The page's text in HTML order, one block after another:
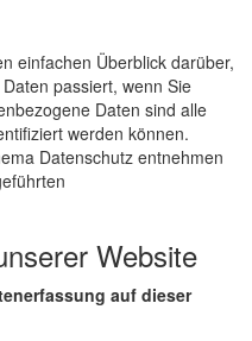
einfachen Überblick darüber,
passiert, wenn Sie
Daten sind alle
werden können.
Datenschutz entnehmen
Website
auf dieser